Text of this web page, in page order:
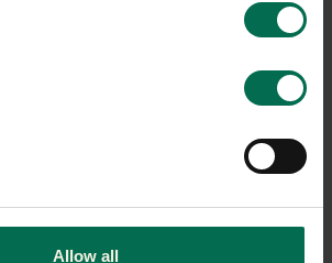
Allow all
10st
Ljudabsorbent Aircone 10st
Hyr från